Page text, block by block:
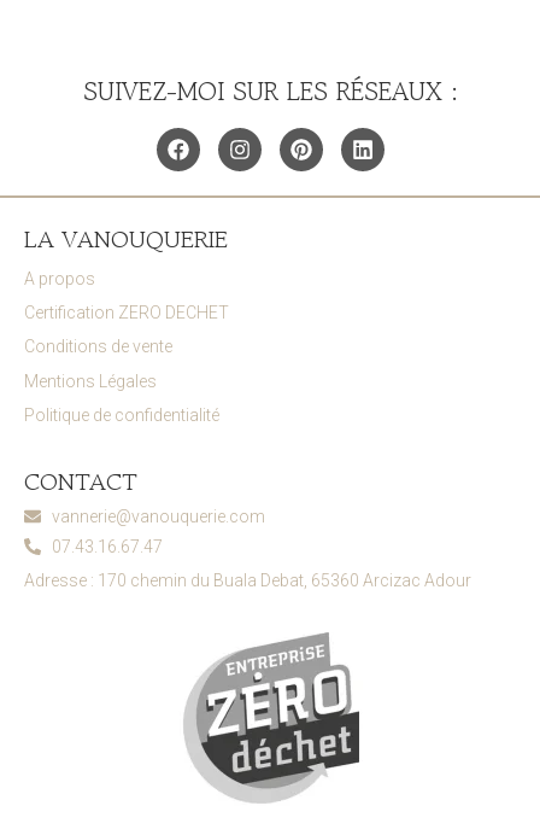
SUIVEZ-MOI SUR LES RÉSEAUX :
LA VANOUQUERIE
A propos
Certification ZERO DECHET
Conditions de vente
Mentions Légales
Politique de confidentialité
CONTACT
vannerie@vanouquerie.com
07.43.16.67.47
Adresse : 170 chemin du Buala Debat, 65360 Arcizac Adour